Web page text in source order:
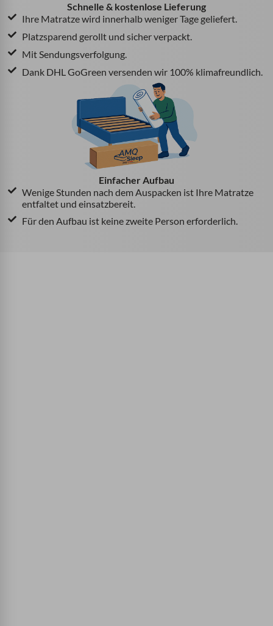
Schnelle & kostenlose Lieferung
Ihre Matratze wird innerhalb weniger Tage geliefert.
Platzsparend gerollt und sicher verpackt.
Mit Sendungsverfolgung.
Dank DHL GoGreen versenden wir 100% klimafreundlich.
Einfacher Aufbau
Wenige Stunden nach dem Auspacken ist Ihre Matratze
entfaltet und einsatzbereit.
Für den Aufbau ist keine zweite Person erforderlich.